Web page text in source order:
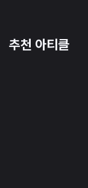
추천 아티클